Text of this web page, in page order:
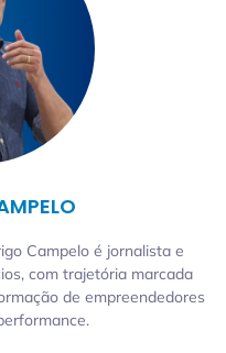
Campelo é jornalista e
com trajetória marcada
de empreendedores